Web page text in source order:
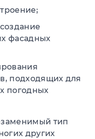
фасадных
подходящих для
погодных
тип
других